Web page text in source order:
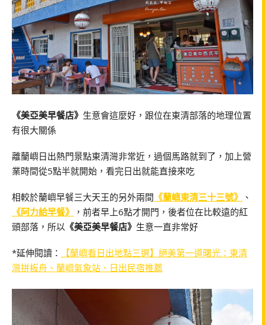
《美亞美早餐店》 生意會這麼好，跟位在東清部落的地理位置
有很大關係
離蘭嶼日出熱門景點東清灣非常近，過個馬路就到了，加上營
業時間從5點半就開始，看完日出就能直接來吃
相較於蘭嶼早餐三大天王的另外兩間 《蘭嶼東清三十三號》 、
《阿力給早餐》
，前者早上6點才開門，後者位在比較遠的紅
頭部落，所以 《美亞美早餐店》 生意一直非常好
*延伸閱讀：
【蘭嶼看日出地點三選】絕美第一道曙光：東清
灣拼板舟、蘭嶼氣象站、日出民宿推薦